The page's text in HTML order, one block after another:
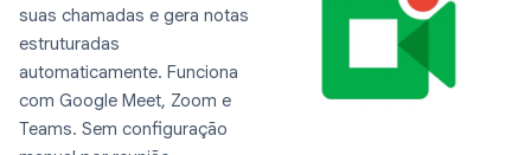
suas chamadas e gera notas
estruturadas
automaticamente. Funciona
com Google Meet, Zoom e
Teams. Sem configuração